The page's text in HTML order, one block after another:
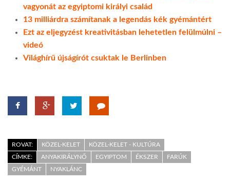
vagyonát az egyiptomi királyi család
13 milliárdra számítanak a legendás kék gyémántért
Ezt az eljegyzést kreativitásban lehetetlen felülmúlni –
videó
Világhírű újságírót csuktak le Berlinben
ROVAT: KÖZEL-KELET
KÖZEL-KELET - KULTÚRA
CÍMKE:
ANYAKIRÁLYNŐ EGYIPTOM ÉKSZER
FARÚK
GYÉMÁNT
NYAKLÁNC